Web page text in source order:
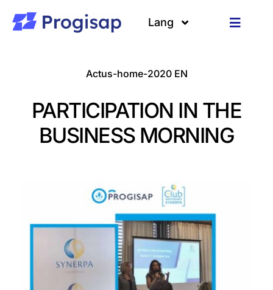
contenu
Toggle
Clients
Lang
Actus-home-2020 EN
PARTICIPATION IN THE
BUSINESS MORNING